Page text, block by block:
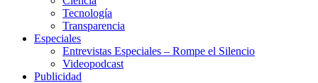
Tecnología
Transparencia
Especiales
Entrevistas Especiales – Rompe el Silencio
Videopodcast
Publicidad